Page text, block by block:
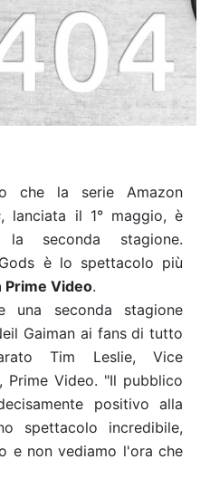
che la serie Amazon
, lanciata il 1° maggio, è
seconda stagione.
è lo spettacolo più
Prime Video.
una seconda stagione
Gaiman ai fans di tutto
Tim Leslie, Vice
Prime Video. "Il pubblico
positivo alla
spettacolo incredibile,
e non vediamo l'ora che